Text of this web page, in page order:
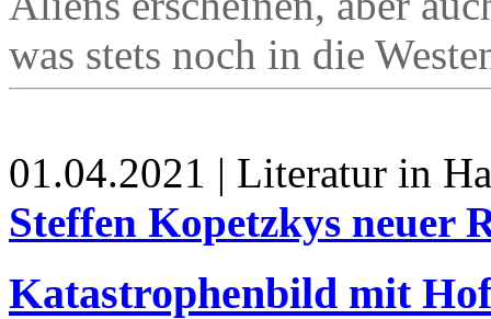
was stets noch in die
01.04.2021 | Literatur in
Steffen Kopetzkys neuer
Katastrophenbild mit